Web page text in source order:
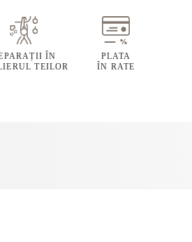
ÎN
TEILOR
PLATA
ÎN RATE